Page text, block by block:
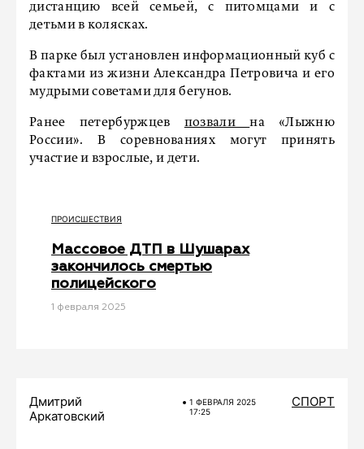
дистанцию всей семьей, с питомцами и с
детьми в колясках.
В парке был установлен информационный куб с
фактами из жизни Александра Петровича и его
мудрыми советами для бегунов.
Ранее петербуржцев позвалина «Лыжню
России». В соревнованиях могут принять
участие и взрослые, и дети.
ПРОИСШЕСТВИЯ
Массовое ДТП в Шушарах
закончилось смертью
полицейского
1 февраля 2025
Дмитрий
Аркатовский
1 ФЕВРАЛЯ 2025
17:25
СПОРТ